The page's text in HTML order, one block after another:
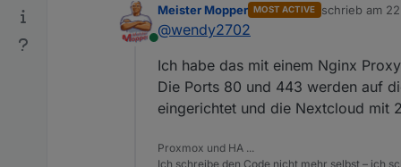
ich würde gerne dieses
per VPN erreichbar ist.
Jetzt ist der Schrei laut
jedesmal vorher einen
Als DSL Router arbeitet
Online
Meister Mopper MOST ACTIVE schrieb am
zuletzt editiert
@wendy2702
Ich habe das mit einem Nginx
Die Ports 80 und 443 werden auf
eingerichtet und die Nextcloud mit
Proxmox und HA ...
Ich schreibe den Code nicht mehr selbst – ich